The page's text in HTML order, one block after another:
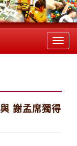
謝孟席獨得